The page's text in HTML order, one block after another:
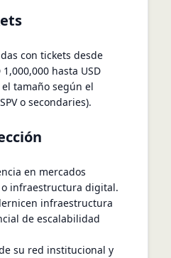
con tickets desde
hasta USD
tamaño según el
o secondaries).
en mercados
infraestructura digital.
infraestructura
de escalabilidad
su red institucional y